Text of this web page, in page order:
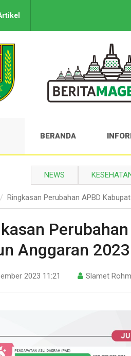
BERANDA
NEWS
Ringkasan Perubahan APBD
Anggaran 2023
2023 11:21 Slamet